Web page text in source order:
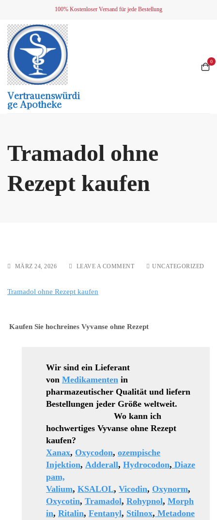
content
100% Kostenloser Versand für jede Bestellung
Vertrauenswürdi
Ge Apotheke
0
Tramadol ohne
Rezept kaufen
MÄRZ 24, 2026 LEAVE A COMMENTON
UNCATEGORIZED
Tramadol ohne Rezept kaufen
Kaufen Sie hochreines Vyvanse ohne Rezept
Wir sind ein Lieferant
von Medikamenten in
pharmazeutischer Qualität und liefern
Bestellungen jeder Größe weltweit.
Wo kann ich
hochwertiges Vyvanse ohne Rezept
kaufen?
Xanax, Oxycodon, ozempische
Injektion, Adderall, Hydrocodon, Diaze
pam,
Valium, KSALOL, Vicodin, Oxynorm,
Oxycotin, Tramadol, Rohypnol, Morph
in, Ritalin, Fentanyl, Stilnox, Metadone